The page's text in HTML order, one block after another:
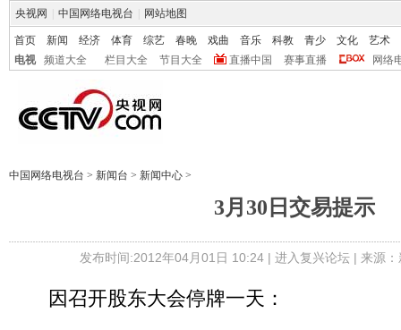
央视网 中国网络电视台 网站地图
首页 新闻 经济 体育 综艺 春晚 戏曲 音乐 科教 青少 文化
艺术
电视
频道大全 栏目大全 节目大全 直播中国 赛事直播 网络
中国网络电视台 > 新闻台 > 新闻中心 >
3月30日交易提示
发布时间:2012年04月01日 10:24 | 进入复兴论坛| 来源
因召开股东大会停牌一天：